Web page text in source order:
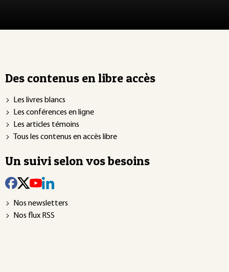
Des contenus en libre accès
Les livres blancs
Les conférences en ligne
Les articles témoins
Tous les contenus en accès libre
Un suivi selon vos besoins
Nos newsletters
Nos flux RSS